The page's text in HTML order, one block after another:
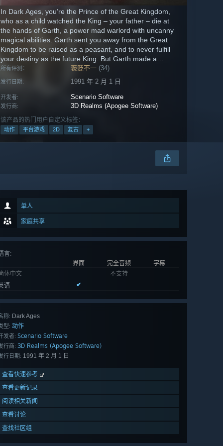
In Dark Ages, you’re the Prince of the Great Kingdom,
who as a child watched the King – your father – die at
the hands of Garth, a power mad warlord with uncanny
magical abilities. Garth sent you away from the Great
Kingdom to be raised as a peasant, and to never fulfill
your destiny as the future King. But Garth made a
terrible mistake.
所有评测： 褒贬不一 (34)
发行日期: 1991 年 2 月 1 日
开发者: Scenario Software
发行商: 3D Realms (Apogee Software)
该产品的热门用户自定义标签：
动作 平台游戏 2D 复古 +
单人
家庭共享
言:
界面
完全音频
字幕
体中文
不支持
语
✔
称: Dark Ages
型: 动作
发者: Scenario Software
行商: 3D Realms (Apogee Software)
行日期: 1991 年 2 月 1 日
查看快速参考
查看更新记录
阅读相关新闻
查看讨论
查找社区组